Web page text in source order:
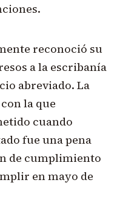
reconoció su
a la escribanía
abreviado. La
la que
cuando
fue una pena
de cumplimiento
en mayo de